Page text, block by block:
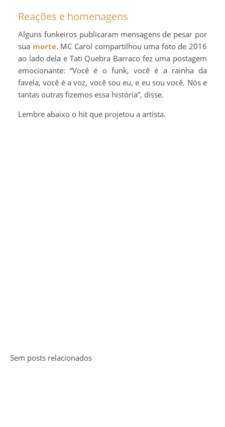
Reações e homenagens
Alguns funkeiros publicaram mensagens de pesar por
sua morte. MC Carol compartilhou uma foto de 2016
ao lado dela e Tati Quebra Barraco fez uma postagem
emocionante: “Você é o funk, você é a rainha da
favela, você é a voz, você sou eu, e eu sou você. Nós e
tantas outras fizemos essa história”, disse.
Lembre abaixo o hit que projetou a artista.
Sem posts relacionados